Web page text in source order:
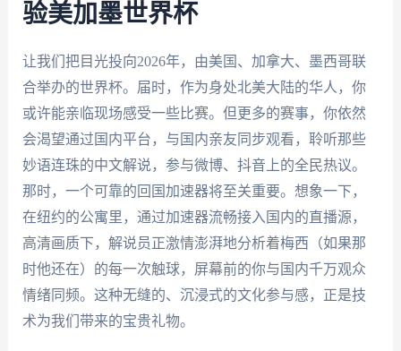
验美加墨世界杯
让我们把目光投向2026年，由美国、加拿大、墨西哥联
合举办的世界杯。届时，作为身处北美大陆的华人，你
或许能亲临现场感受一些比赛。但更多的赛事，你依然
会渴望通过国内平台，与国内亲友同步观看，聆听那些
妙语连珠的中文解说，参与微博、抖音上的全民热议。
那时，一个可靠的回国加速器将至关重要。想象一下，
在纽约的公寓里，通过加速器流畅接入国内的直播源，
高清画质下，解说员正激情澎湃地分析着梅西（如果那
时他还在）的每一次触球，屏幕前的你与国内千万观众
情绪同频。这种无缝的、沉浸式的文化参与感，正是技
术为我们带来的宝贵礼物。